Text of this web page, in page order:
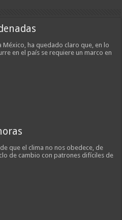
México, ha quedado claro que, en lo
en el país se requiere un marco en
que el clima no nos obedece, de
de cambio con patrones difíciles de